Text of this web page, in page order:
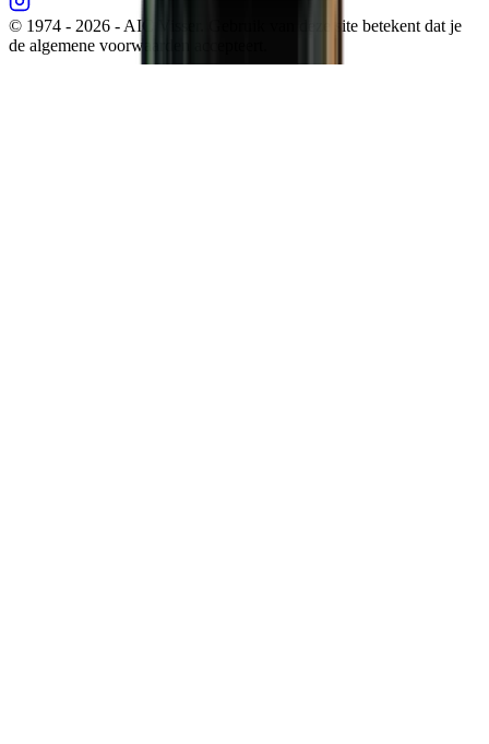
© 1974 - 2026 - AIC Visser. Gebruik van deze site betekent dat je
de algemene voorwaarden accepteert.